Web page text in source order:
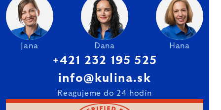
Jana Dana Hana
+421 232 195 525
info@kulina.sk
Reagujeme do 24 hodín